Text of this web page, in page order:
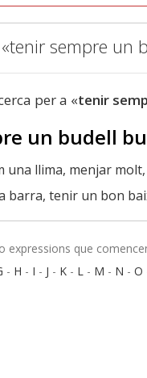
sempre un
per a «tenir
un budell
una llima, menjar
barra, tenir un bon
expressions que
- H - I - J - K - L - M - N - O